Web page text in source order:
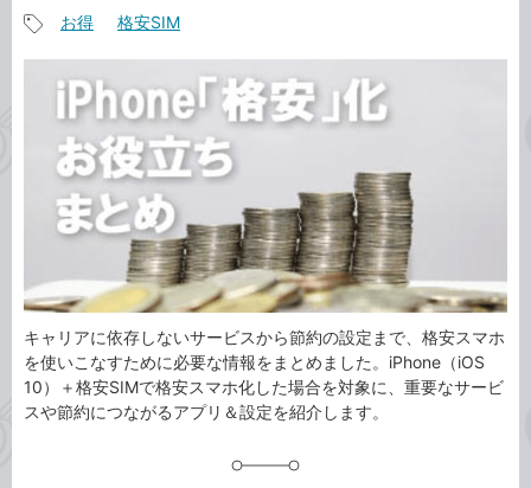
事
カ
テ
ゴ
リ
グ
お得 格安SIM
キャリアに依存しないサービスから節約の設定まで、格安スマホ
を使いこなすために必要な情報をまとめました。iPhone（iOS
10）＋格安SIMで格安スマホ化した場合を対象に、重要なサービ
スや節約につながるアプリ＆設定を紹介します。